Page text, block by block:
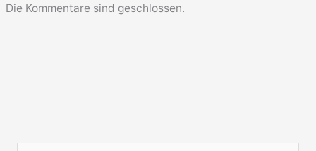
Die Kommentare sind geschlossen.